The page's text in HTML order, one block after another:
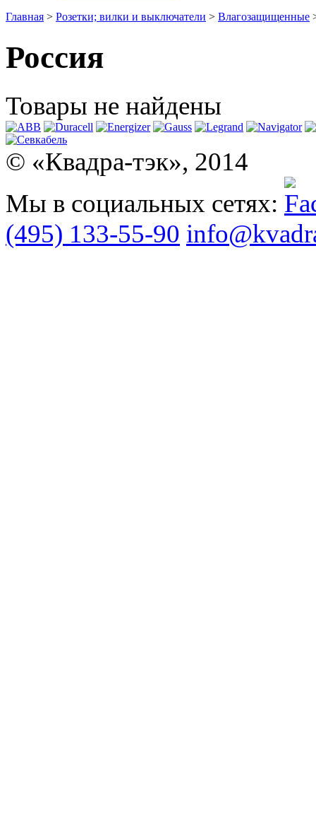
Главная > Розетки; вилки и выключатели > Влагозащищенные
Россия
Товары не найдены
© «Квадра-тэк», 2014
Мы в социальных сетях:
(495) 133-55-90